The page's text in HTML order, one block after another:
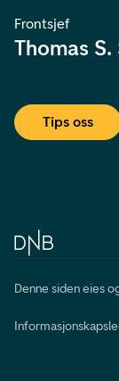
Frontsjef
Thomas
Tips oss
Denne siden eies